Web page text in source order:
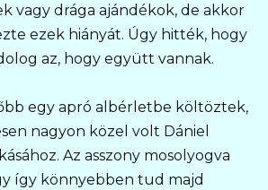
vagy drága ajándékok, de akkor
ezek hiányát. Úgy hitték, hogy
az, hogy együtt vannak.
egy apró albérletbe költöztek,
nagyon közel volt Dániel
Az asszony mosolyogva
így könnyebben tud majd